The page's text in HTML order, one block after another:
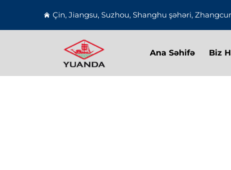
Çin, Jiangsu, Suzhou, Shanghu şəhəri,
Ana Səhifə Biz